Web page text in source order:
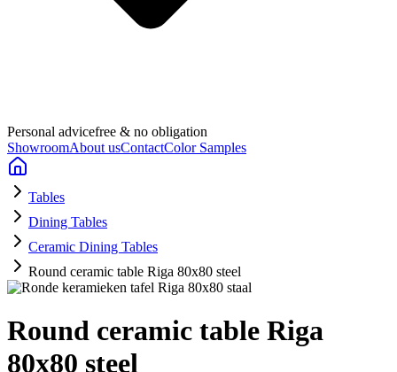
Personal advicefree & no obligation
ShowroomAbout usContactColor Samples
Tables
Dining Tables
Ceramic Dining Tables
Round ceramic table Riga 80x80 steel
Round ceramic table Riga
80x80 steel